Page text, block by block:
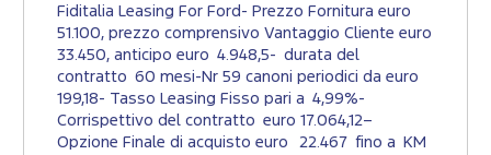
Fiditalia Leasing For Ford- Prezzo Fornitura euro
51.100, prezzo comprensivo Vantaggio Cliente euro
33.450, anticipo euro 4.948,5- durata del
contratto 60 mesi-Nr 59 canoni periodici da euro
199,18- Tasso Leasing Fisso pari a 4,99%-
Corrispettivo del contratto euro 17.064,12–
Opzione Finale di acquisto euro 22.467 fino a KM